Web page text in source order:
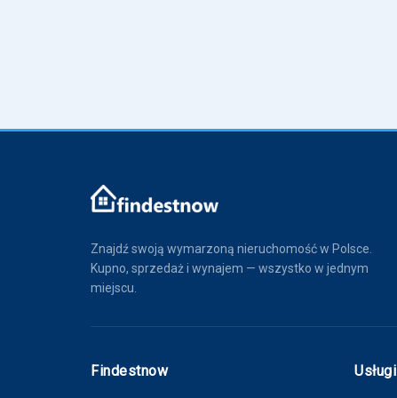
Znajdź swoją wymarzoną nieruchomość w Polsce.
Kupno, sprzedaż i wynajem — wszystko w jednym
miejscu.
Findestnow Usługi